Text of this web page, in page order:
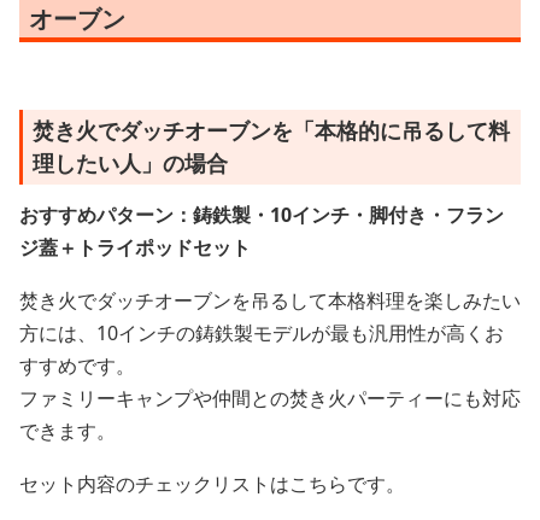
オーブン
焚き火でダッチオーブンを「本格的に吊るして料
理したい人」の場合
おすすめパターン：鋳鉄製・10インチ・脚付き・フラン
ジ蓋＋トライポッドセット
焚き火でダッチオーブンを吊るして本格料理を楽しみたい
方には、10インチの鋳鉄製モデルが最も汎用性が高くお
すすめです。
ファミリーキャンプや仲間との焚き火パーティーにも対応
できます。
セット内容のチェックリストはこちらです。